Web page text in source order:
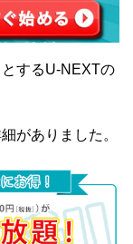
するU-NEXTの
がありました。